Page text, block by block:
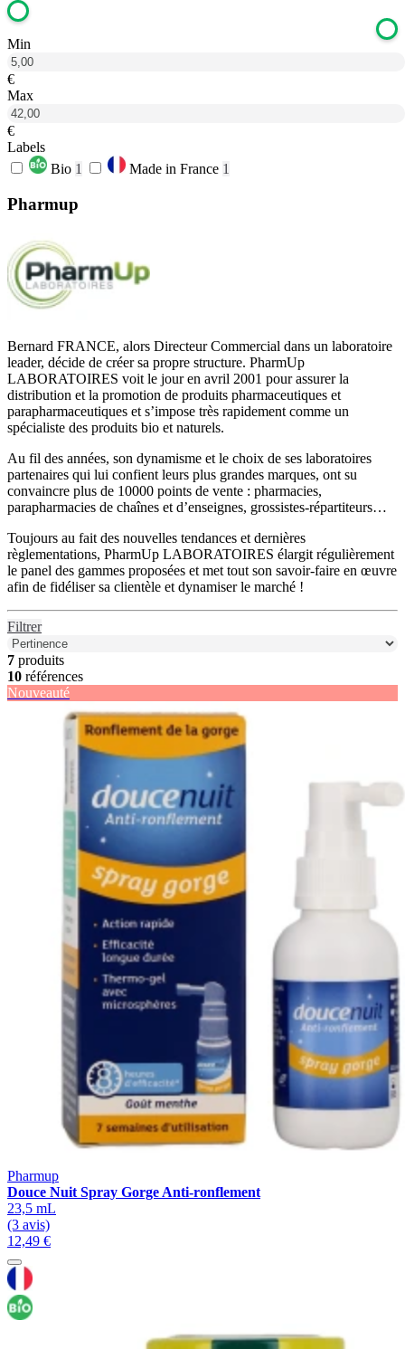
Min
€
Max
€
Labels
Bio 1 Made in France 1
Pharmup
Bernard FRANCE, alors Directeur Commercial dans un laboratoire
leader, décide de créer sa propre structure. PharmUp
LABORATOIRES voit le jour en avril 2001 pour assurer la
distribution et la promotion de produits pharmaceutiques et
parapharmaceutiques et s’impose très rapidement comme un
spécialiste des produits bio et naturels.
Au fil des années, son dynamisme et le choix de ses laboratoires
partenaires qui lui confient leurs plus grandes marques, ont su
convaincre plus de 10000 points de vente : pharmacies,
parapharmacies de chaînes et d’enseignes, grossistes-répartiteurs…
Toujours au fait des nouvelles tendances et dernières
règlementations, PharmUp LABORATOIRES élargit régulièrement
le panel des gammes proposées et met tout son savoir-faire en œuvre
afin de fidéliser sa clientèle et dynamiser le marché !
Filtrer
7 produits
10 références
Nouveauté
Pharmup
Douce Nuit Spray Gorge Anti-ronflement
23,5 mL
(3 avis)
12,49 €